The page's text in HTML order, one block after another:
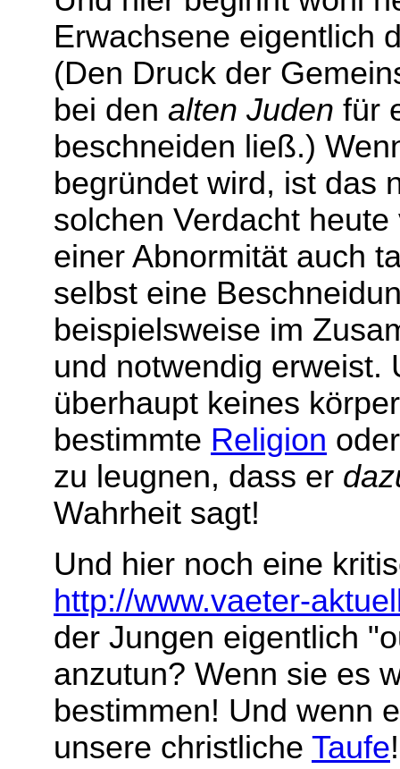
Erwachsene eigentlich
(Den Druck der
bei den alten Juden für
beschneiden ließ.)
begründet wird, ist das
solchen Verdacht
einer Abnormität auch
selbst eine
beispielsweise im
und notwendig
überhaupt keines
bestimmte Religion
zu leugnen, dass er
Wahrheit sagt!
Und hier noch eine
http://www.vaeter-
der Jungen eigentlich
anzutun? Wenn sie es
bestimmen! Und wenn
unsere christliche Taufe